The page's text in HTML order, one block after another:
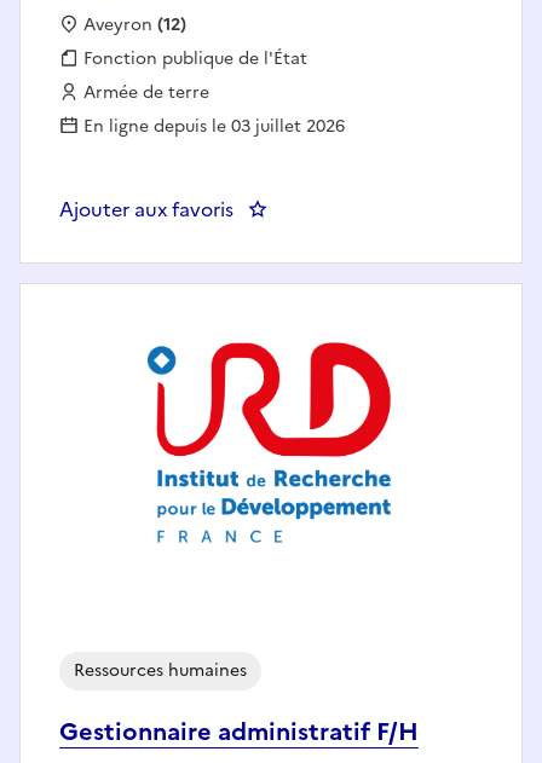
Localisation :
Aveyron (12)
Fonction publique :
Fonction publique de l'État
Employeur :
Armée de terre
En ligne depuis le 03 juillet 2026
Ajouter aux favoris : CHARGE DE PREVENTION
Gestionnaire administratif F/H
Ressources humaines